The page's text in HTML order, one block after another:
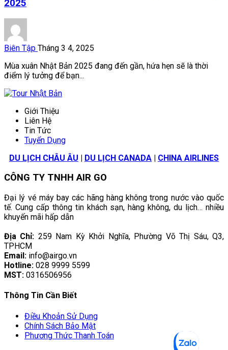
2025
Biên Tập Tháng 3 4, 2025
Mùa xuân Nhật Bản 2025 đang đến gần, hứa hẹn sẽ là thời
điểm lý tưởng để bạn...
Giới Thiệu
Liên Hệ
Tin Tức
Tuyển Dụng
DU LỊCH CHÂU ÂU | DU LỊCH CANADA | CHINA AIRLINES
CÔNG TY TNHH AIR GO
Đại lý vé máy bay các hãng hàng không trong nước vào quốc
tế. Cung cấp thông tin khách sạn, hàng không, du lịch… nhiều
khuyến mãi hấp dẫn
Địa Chỉ: 259 Nam Kỳ Khởi Nghĩa, Phường Võ Thị Sáu, Q3,
TPHCM
Email: info@airgo.vn
Hotline: 028 9999 5599
MST: 0316506956
Thông Tin Cần Biết
Điều Khoản Sử Dụng
Chính Sách Bảo Mật
Phương Thức Thanh Toán